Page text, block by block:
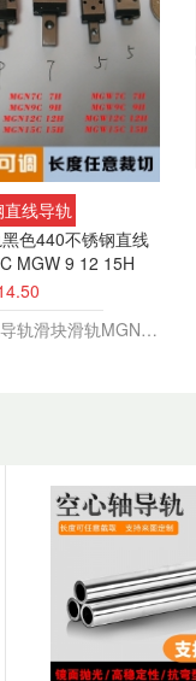
线导轨
色440不锈钢直线
MGW 9 12 15H
国产微型上银直线导轨滑块滑轨MGN/MGW5/7/9C/H不锈钢/轴承钢